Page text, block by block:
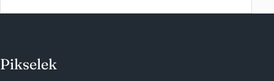
Pikselek